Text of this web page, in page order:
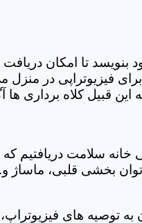
تا امکان دریافت
فیزیوتراپی در منزل
قبیل کلاه برداری ها
خانه سلامت دریافتیم
قلبی، ماساژ و...
توصیه های